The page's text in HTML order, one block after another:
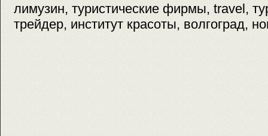
лимузин, туристические фирмы, travel,
трейдер, институт красоты, волгоград,